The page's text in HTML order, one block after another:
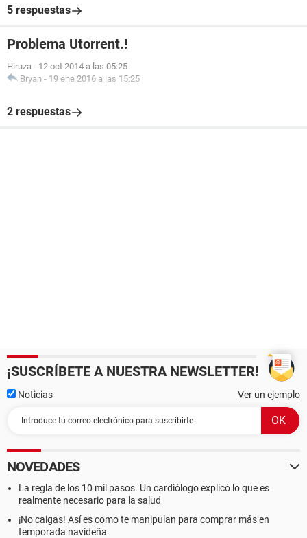
5 respuestas
Problema Utorrent.!
Hiruza - 12 oct 2014 a las 05:25
Bryan - 19 ene 2016 a las 15:25
2 respuestas
¡SUSCRÍBETE A NUESTRA NEWSLETTER!
Noticias Ver un ejemplo
NOVEDADES
La regla de los 10 mil pasos. Un cardiólogo explicó lo que es
realmente necesario para la salud
¡No caigas! Así es como te manipulan para comprar más en
temporada navideña